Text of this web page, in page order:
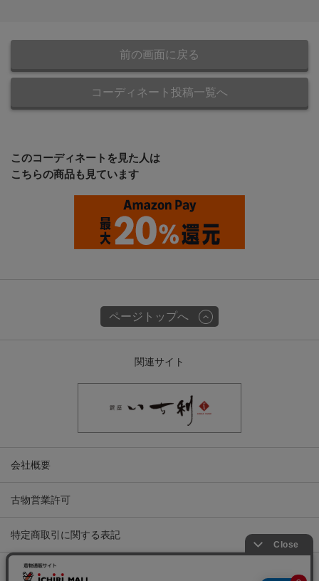
前の画面に戻る
コーディネート投稿一覧へ
このコーディネートを見た人は
こちらの商品も見ています
ページトップへ
関連サイト
会社概要
古物営業許可
特定商取引に関する表記
プライバシーポリシー